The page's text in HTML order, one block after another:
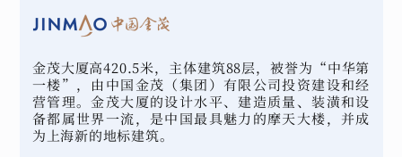
金茂大厦高420.5米，主体建筑88层，被誉为“中华第
一楼”，由中国金茂（集团）有限公司投资建设和经
营管理。金茂大厦的设计水平、建造质量、装潢和设
备都属世界一流，是中国最具魅力的摩天大楼，并成
为上海新的地标建筑。